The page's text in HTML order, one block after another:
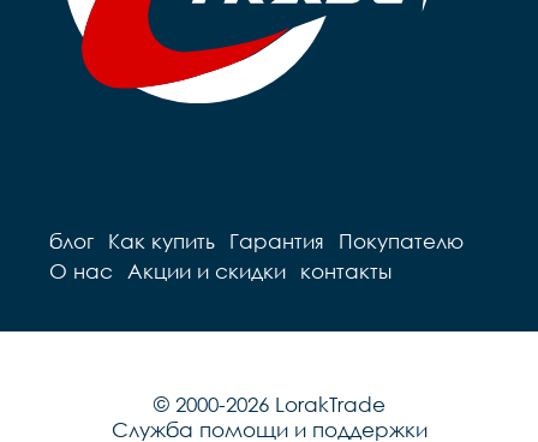
блог Как купить Гарантия
Покупателю
О нас
Акции и скидки контакты
© 2000-2026 LorakTrade
Служба помощи и поддержки